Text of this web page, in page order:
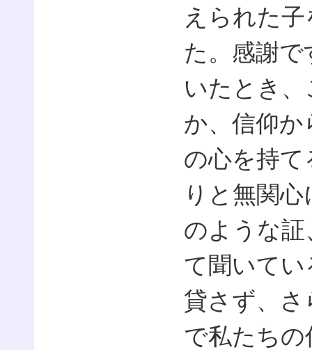
えられた
た。感謝
いたとき
か、信仰
の心を持
りと無関
のような
て聞いて
貸さず、
で私たち